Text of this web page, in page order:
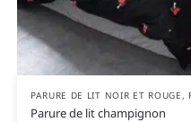
PARURE DE LIT NOIR ET ROUGE ,
Parure de lit champignon